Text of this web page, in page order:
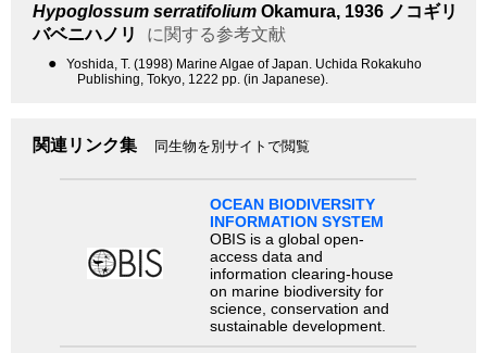
Hypoglossum serratifolium Okamura, 1936 ノコギリ
バベニハノリ
に関する参考文献
●
Yoshida, T. (1998) Marine Algae of Japan. Uchida Rokakuho
Publishing, Tokyo, 1222 pp. (in Japanese).
関連リンク集 同生物を別サイトで閲覧
OCEAN BIODIVERSITY
INFORMATION SYSTEM
OBIS is a global open-
access data and
information clearing-house
on marine biodiversity for
science, conservation and
sustainable development.